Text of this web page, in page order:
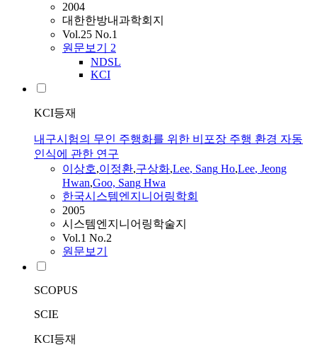
2004
대한한방내과학회지
Vol.25 No.1
원문보기 2
NDSL
KCI
KCI등재
내구시험의 무인 주행화를 위한 비포장 주행 환경 자동
인식에 관한 연구
이상호,이정환,구상화,Lee, Sang Ho,Lee, Jeong
Hwan,Goo, Sang Hwa
한국시스템엔지니어링학회
2005
시스템엔지니어링학술지
Vol.1 No.2
원문보기
SCOPUS
SCIE
KCI등재